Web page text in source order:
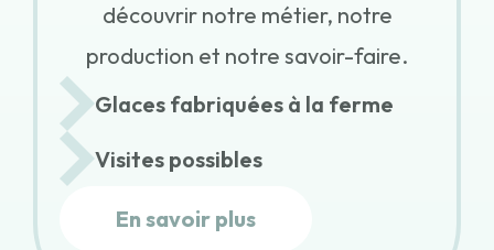
découvrir notre métier, notre
production et notre savoir-faire.
Glaces fabriquées à la ferme
Visites possibles
En savoir plus